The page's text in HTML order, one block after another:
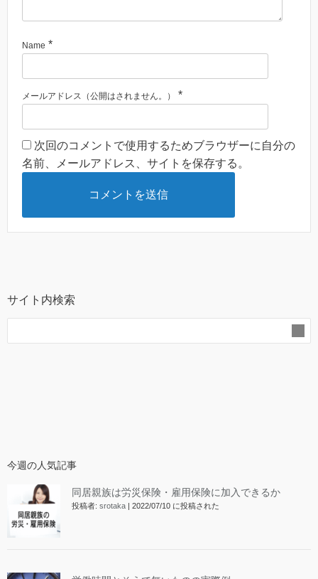
Name *
メールアドレス（公開はされません。） *
次回のコメントで使用するためブラウザーに自分の
名前、メールアドレス、サイトを保存する。
サイト内検索
今週の人気記事
同居親族は労災保険・雇用保険に加入できるか
投稿者: srotaka | 2022/07/10 に投稿された